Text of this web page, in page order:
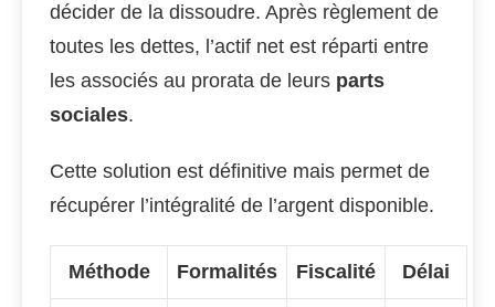
décider de la dissoudre. Après règlement de
toutes les dettes, l’actif net est réparti entre
les associés au prorata de leurs parts
sociales.
Cette solution est définitive mais permet de
récupérer l’intégralité de l’argent disponible.
Méthode Formalités Fiscalité Délai